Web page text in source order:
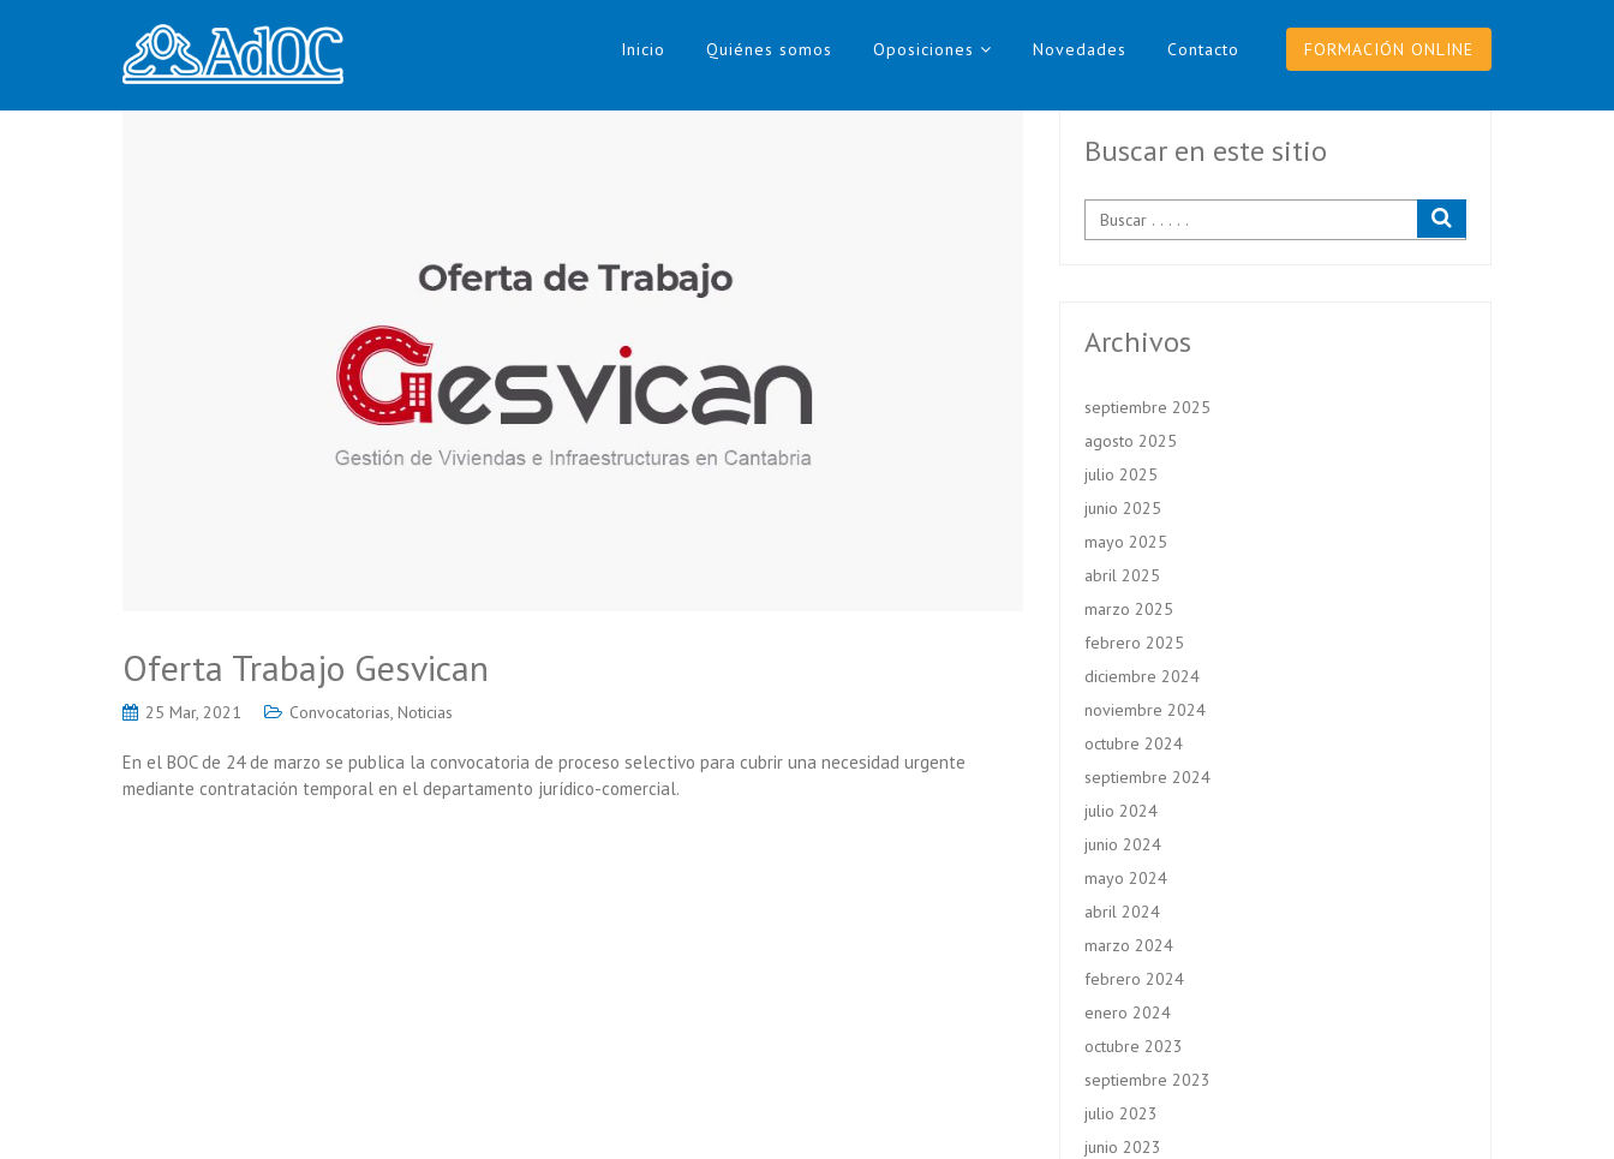
Inicio Quiénes somos Oposiciones Novedades Contacto FORMACIÓN ONLINE
Oferta Trabajo Gesvican
25 Mar, 2021 Convocatorias, Noticias
En el BOC de 24 de marzo se publica la convocatoria de proceso selectivo para cubrir una necesidad urgente
mediante contratación temporal en el departamento jurídico-comercial.
Buscar en este sitio
Archivos
septiembre 2025
agosto 2025
julio 2025
junio 2025
mayo 2025
abril 2025
marzo 2025
febrero 2025
diciembre 2024
noviembre 2024
octubre 2024
septiembre 2024
julio 2024
junio 2024
mayo 2024
abril 2024
marzo 2024
febrero 2024
enero 2024
octubre 2023
septiembre 2023
julio 2023
junio 2023